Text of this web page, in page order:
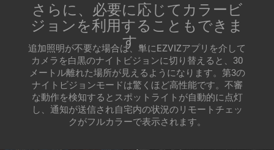
さらに、必要に応じてカラービ
ジョンを利用することもできま
す。
追加照明が不要な場合は、単にEZVIZアプリを介して
カメラを白黒のナイトビジョンに切り替えると、30
メートル離れた場所が見えるようになります。第3の
ナイトビジョンモードは驚くほど高性能です。不審
な動作を検知するとスポットライトが自動的に点灯
し、通知が送信され自宅内の状況のリモートチェッ
クがフルカラーで表示されます。